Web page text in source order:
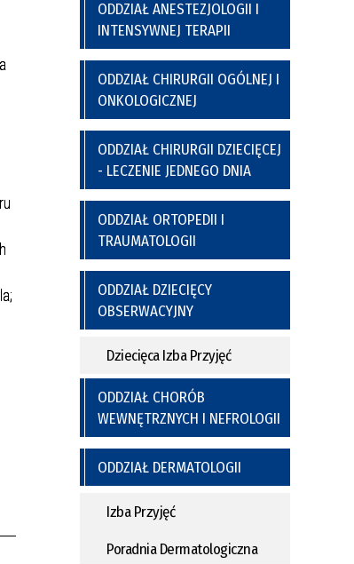
Kaplica Szpitalna
Regulamin Korzystania z Miejsc
Postojowych
Poradnia Preluksacyjna
ODDZIAŁ ANESTEZJOLOGII I
INTENSYWNEJ TERAPII
ODDZIAŁ CHIRURGII OGÓLNEJ I
ONKOLOGICZNEJ
ODDZIAŁ CHIRURGII DZIECIĘCEJ
- LECZENIE JEDNEGO DNIA
ODDZIAŁ ORTOPEDII I
TRAUMATOLOGII
ODDZIAŁ DZIECIĘCY
OBSERWACYJNY
Dziecięca Izba Przyjęć
ODDZIAŁ CHORÓB
WEWNĘTRZNYCH I NEFROLOGII
ODDZIAŁ DERMATOLOGII
Izba Przyjęć
Poradnia Dermatologiczna